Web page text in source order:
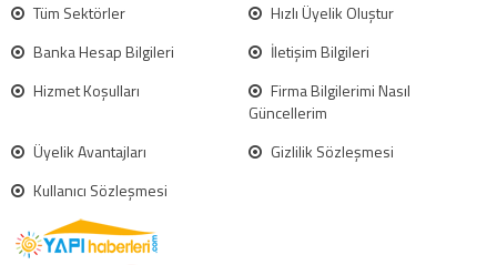
Tüm Sektörler
Hızlı Üyelik Oluştur
Banka Hesap Bilgileri
İletişim Bilgileri
Hizmet Koşulları
Firma Bilgilerimi Nasıl
Güncellerim
Üyelik Avantajları
Gizlilik Sözleşmesi
Kullanıcı Sözleşmesi